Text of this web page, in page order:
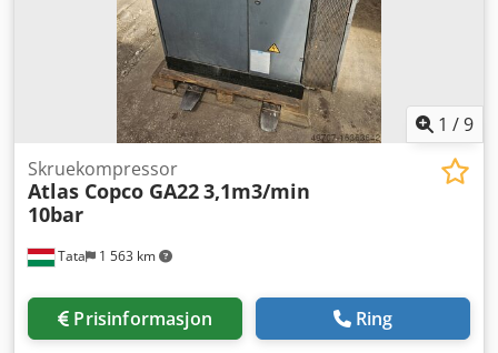
1 /9
Tata 1 563 km
Skruekompressor
Atlas Copco GA223,1m3/min
10bar
Prisinformasjon Ring